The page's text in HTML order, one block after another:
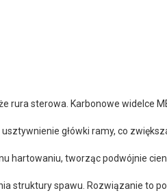
rura sterowa. Karbonowe widelce
główki ramy, co
hartowaniu, tworząc podwójnie
struktury spawu. Rozwiązanie to